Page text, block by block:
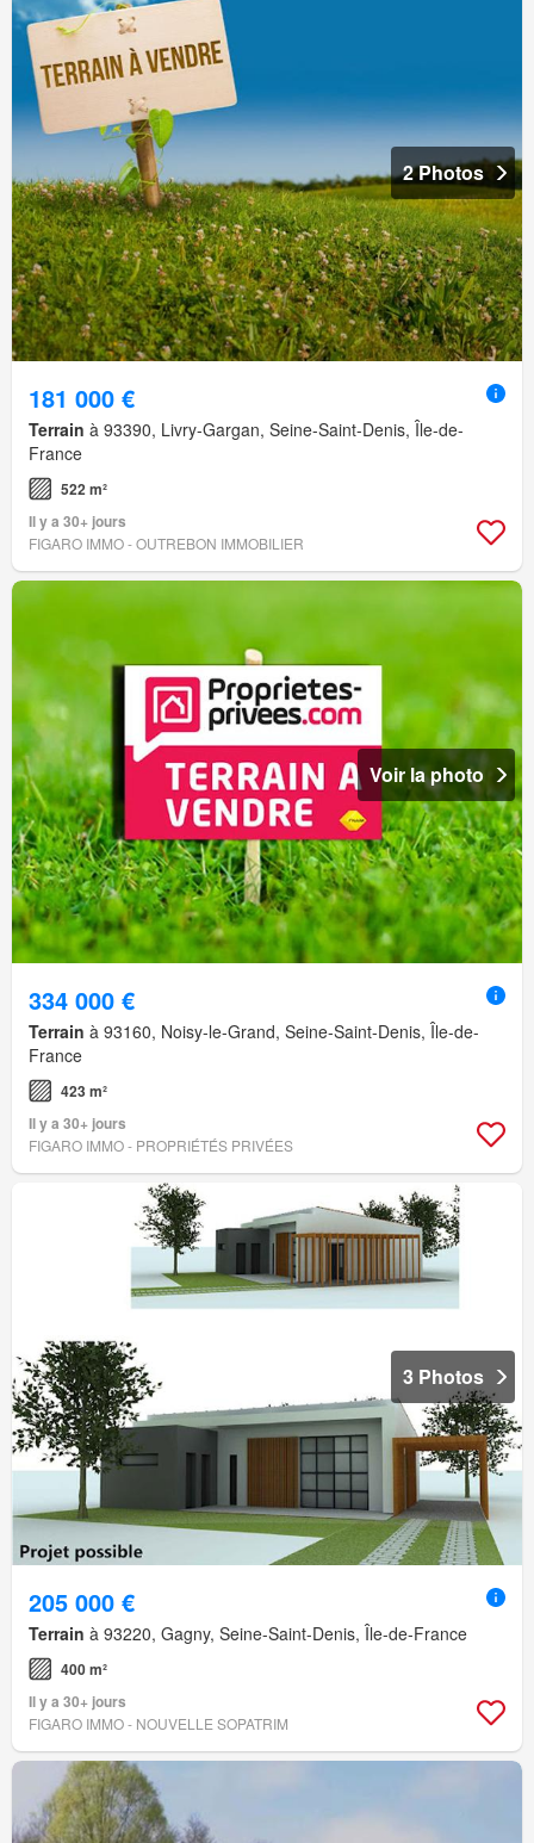
2 Photos
181 000 €
Terrain à 93390, Livry-Gargan, Seine-Saint-Denis, Île-de-
France
522 m²
Il y a 30+ jours
FIGARO IMMO - OUTREBON IMMOBILIER
Voir la photo
334 000 €
Terrain à 93160, Noisy-le-Grand, Seine-Saint-Denis, Île-de-
France
423 m²
Il y a 30+ jours
FIGARO IMMO - PROPRIÉTÉS PRIVÉES
3 Photos
205 000 €
Terrain à 93220, Gagny, Seine-Saint-Denis, Île-de-France
400 m²
Il y a 30+ jours
FIGARO IMMO - NOUVELLE SOPATRIM